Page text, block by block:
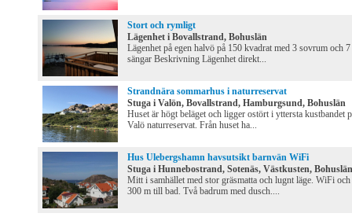
Stort och rymligt
Lägenhet i Bovallstrand, Bohuslän
Lägenhet på egen halvö på 150 kvadrat med 3 sovrum och 7
sängar Beskrivning Lägenhet direkt...
Strandnära sommarhus i naturreservat
Stuga i Valön, Bovallstrand, Hamburgsund, Bohuslän
Huset är högt beläget och ligger ostört i yttersta kustbandet
Valö naturreservat. Från huset ha...
Hus Ulebergshamn havsutsikt barnvän WiFi
Stuga i Hunnebostrand, Sotenäs, Västkusten, Bohuslän
Mitt i samhället med stor gräsmatta och lugnt läge. WiFi och
300 m till bad. Två badrum med dusch....